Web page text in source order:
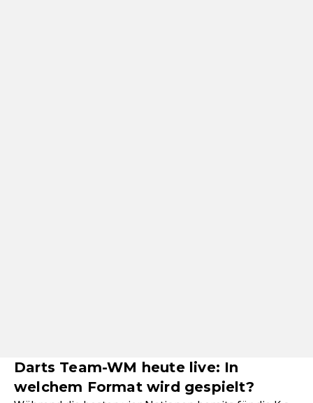
Darts Team-WM heute live: In
welchem Format wird gespielt?